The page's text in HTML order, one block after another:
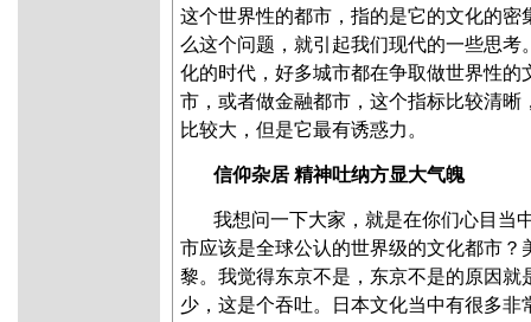
这个世界性的都市，指的是它的文化的密
么这个问题，就引起我们现代的一些思考
化的时代，好多城市都在争取做世界性的
市，或者做金融都市，这个指标比较清晰
比较大，但是它最有诱惑力。
信仰杂居 精神吐纳方显大气魄
我想问一下大家，就是在你们心目当
市应该是全球公认的世界级的文化都市？
黎。我觉得东京不是，东京不是的原因就
少，这是个吞吐。日本文化当中有很多非